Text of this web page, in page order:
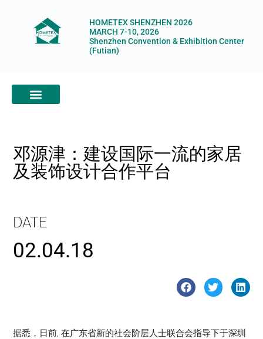
HOMETEX SHENZHEN 2026
MARCH 7-10, 2026
Shenzhen Convention & Exhibition Center
(Futian)
邓源津：建设国际一流的家居
及装饰设计合作平台
DATE
02.04.18
据悉，日前, 在广东省新的社会阶层人士联合会指导下于深圳